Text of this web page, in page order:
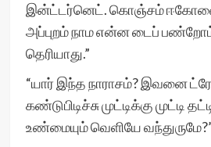
இன்ட்டர்னெட். கொஞ்சம்
அப்புறம் நாம என்ன டைப்
தெரியாது.”
“யார் இந்த நாராசம்? இவனை
கண்டுபிடிச்சு முட்டிக்கு முட்டி
உண்மையும் வெளியே